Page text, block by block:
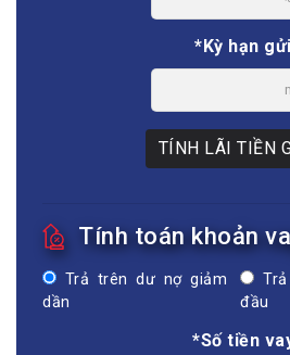
*Kỳ hạn gửi
TÍNH LÃI TIỀN
Tính toán khoản
Trả trên dư nợ giảm
dần
đầu
*Số tiền